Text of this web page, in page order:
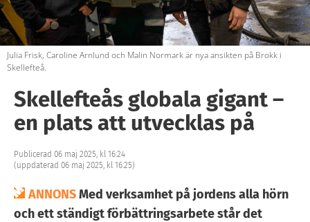
Julia Frisk, Caroline Arnlund och Malin Normark är nya ansikten på Brokk i
Skellefteå.
Skellefteås globala gigant –
en plats att utvecklas på
Publicerad 06 maj 2025, kl 16:24
(uppdaterad 06 maj 2025, kl 16:25)
ANNONSMed verksamhet på jordens alla hörn
och ett ständigt förbättringsarbete står det